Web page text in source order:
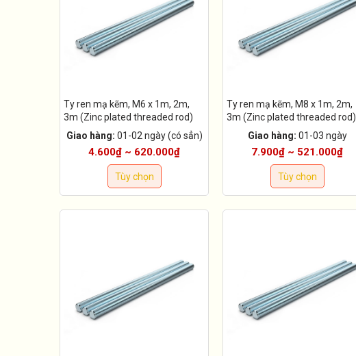
Ty ren mạ kẽm, M6 x 1m, 2m,
3m (Zinc plated threaded rod)
Giao hàng: 01-02 ngày (có sẳn)
4.600₫ ~ 620.000₫
Tùy chọn
Ty ren mạ kẽm, M8 x 1m, 2m,
3m (Zinc plated threaded rod)
Giao hàng: 01-03 ngày
7.900₫ ~ 521.000₫
Tùy chọn